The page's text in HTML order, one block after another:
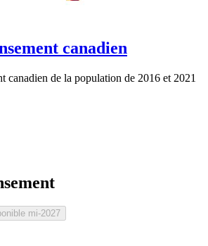
canadien
canadien de la population de 2016 et 2021
mi-2027